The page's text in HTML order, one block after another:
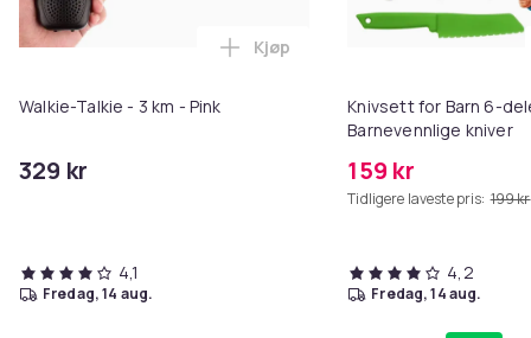
Walkie-Talkie - 3 km - Pink
329 kr
Legg Walkie-Talkie - 3 km - Pink
Kjøp
4,1
fredag, 14 aug.
Knivsett for Barn 6-
Barnevennlige kniver
159 kr
Tidligere laveste pris: 199 kr
4,2
fredag, 14 aug.